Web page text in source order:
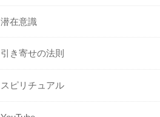
潜在意識
引き寄せの法則
スピリチュアル